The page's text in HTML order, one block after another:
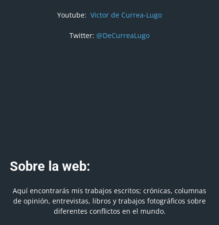
Youtube: Victor de Currea-Lugo
Twitter: @DeCurreaLugo
Sobre la web:
Aquí encontrarás mis trabajos escritos; crónicas, columnas
de opinión, entrevistas, libros y trabajos fotográficos sobre
diferentes conflictos en el mundo.